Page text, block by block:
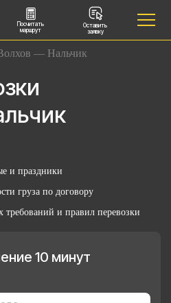
Посчитать
маршрут
Оставить
заявку
— Нальчик
и праздники
груза по договору
требований и правил перевозки
10 минут